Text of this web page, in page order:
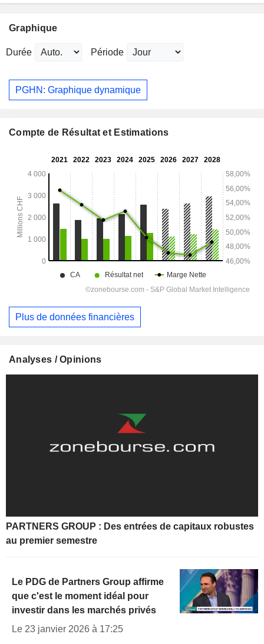
Graphique
Durée Période
PGHN: Graphique dynamique
Compte de Résultat et Estimations
Plus de données financières
Analyses / Opinions
PARTNERS GROUP : Des entrées de capitaux robustes
au premier semestre
Le PDG de Partners Group affirme
que c'est le moment idéal pour
investir dans les marchés privés
Le 23 janvier 2026 à 17:25